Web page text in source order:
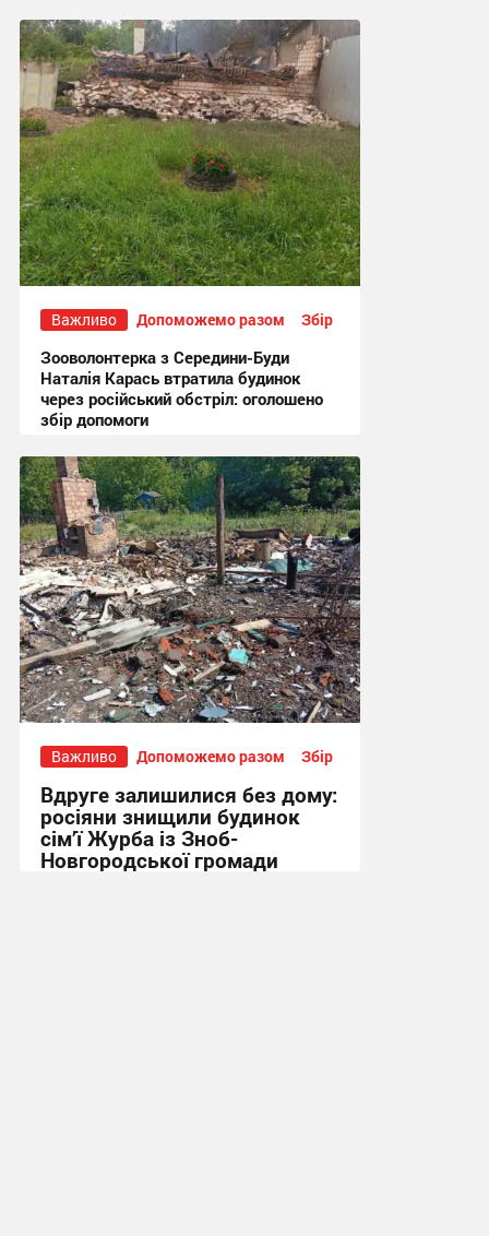
17:09 вчора
Важливо Допоможемо разом Збір
Зооволонтерка з Середини-Буди
Наталія Карась втратила будинок
через російський обстріл: оголошено
збір допомоги
13:51, 17.07.2026
Важливо Допоможемо разом Збір
Вдруге залишилися без дому:
росіяни знищили будинок
сім’ї Журба із Зноб-
Новгородської громади